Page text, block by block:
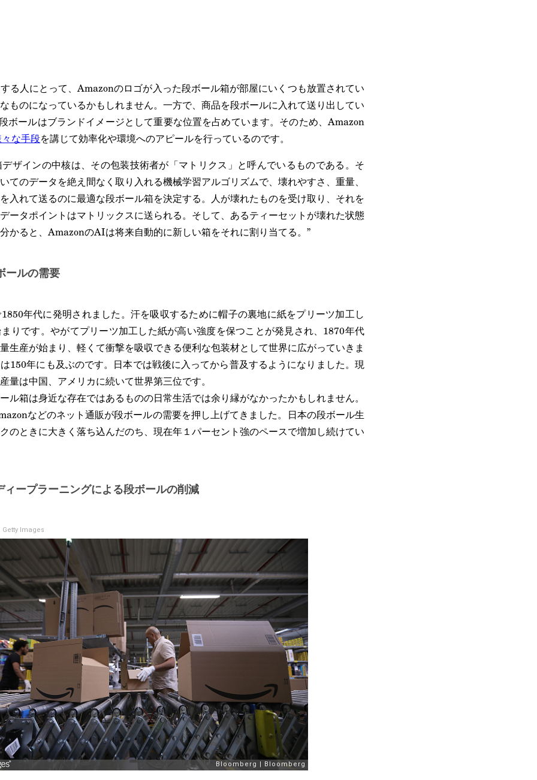
る人にとって、Amazonのロゴが入った段ボール箱が部屋にいくつも放置されてい
ものになっているかもしれません。一方で、商品を段ボールに入れて送り出してい
ボールはブランドイメージとして重要な位置を占めています。そのため、Amazon
な手段を講じて効率化や環境へのアピールを行っているのです。
ザインの中核は、その包装技術者が「マトリクス」と呼んでいるものである。そ
てのデータを絶え間なく取り入れる機械学習アルゴリズムで、壊れやすさ、重量、
入れて送るのに最適な段ボール箱を決定する。人が壊れたものを受け取り、それを
ータポイントはマトリックスに送られる。そして、あるティーセットが壊れた状態
かると、AmazonのAIは将来自動的に新しい箱をそれに割り当てる。”
ールの需要
年代に発明されました。汗を吸収するために帽子の裏地に紙をプリーツ加工し
りです。やがてプリーツ加工した紙が高い強度を保つことが発見され、1870年代
生産が始まり、軽くて衝撃を吸収できる便利な包装材として世界に広がっていきま
150年にも及ぶのです。日本では戦後に入ってから普及するようになりました。現
量は中国、アメリカに続いて世界第三位です。
ル箱は身近な存在ではあるものの日常生活では余り縁がなかったかもしれません。
などのネット通販が段ボールの需要を押し上げてきました。日本の段ボール生
のときに大きく落ち込んだのち、現在年１パーセント強のペースで増加し続けてい
ープラーニングによる段ボールの削減
Images